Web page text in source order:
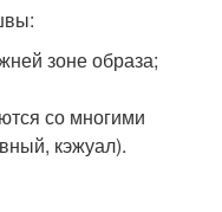
зоне образа;
со многими
кэжуал).